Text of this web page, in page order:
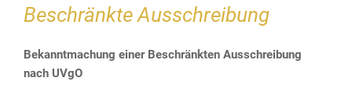
Beschränkte Ausschreibung
Bekanntmachung einer Beschränkten Ausschreibung
nach UVgO